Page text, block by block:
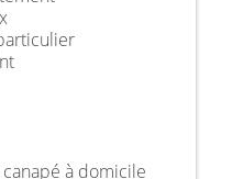
à domicile